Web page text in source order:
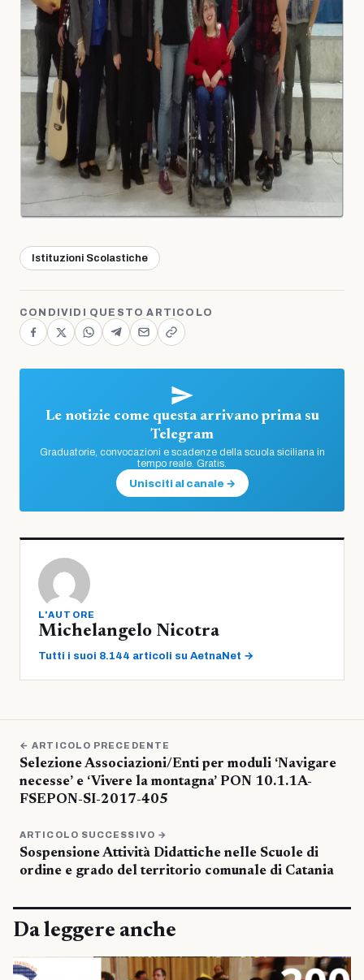
Istituzioni Scolastiche
CONDIVIDI QUESTO ARTICOLO
Le notizie come questa arrivano prima su
Telegram
Graduatorie, convocazioni e scadenze della scuola siciliana in
tempo reale. Gratis.
Unisciti al canale →
L'AUTORE
Michelangelo Nicotra
Tutti i suoi 8.144 articoli su AetnaNet →
← ARTICOLO PRECEDENTE
Selezione Associazioni/Enti per moduli ‘Navigare
necesse’ e ‘Vivere la montagna’ PON 10.1.1A-
FSEPON-SI-2017-405
ARTICOLO SUCCESSIVO →
Sospensione Attività Didattiche nelle Scuole di
ordine e grado del territorio comunale di Catania
Da leggere anche